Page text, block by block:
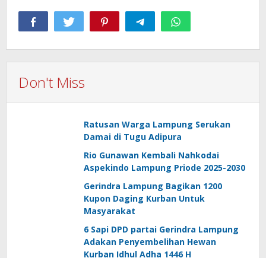
Don't Miss
Ratusan Warga Lampung Serukan
Damai di Tugu Adipura
Rio Gunawan Kembali Nahkodai
Aspekindo Lampung Priode 2025-2030
Gerindra Lampung Bagikan 1200
Kupon Daging Kurban Untuk
Masyarakat
6 Sapi DPD partai Gerindra Lampung
Adakan Penyembelihan Hewan
Kurban Idhul Adha 1446 H